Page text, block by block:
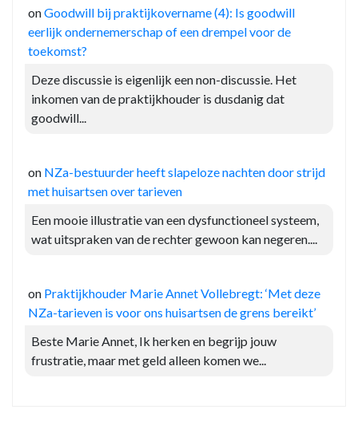
onGoodwill bij praktijkovername (4): Is goodwill
eerlijk ondernemerschap of een drempel voor de
toekomst?
Deze discussie is eigenlijk een non-discussie. Het
inkomen van de praktijkhouder is dusdanig dat
goodwill...
on NZa-bestuurder heeft slapeloze nachten door strijd
met huisartsen over tarieven
Een mooie illustratie van een dysfunctioneel systeem,
wat uitspraken van de rechter gewoon kan negeren....
on Praktijkhouder Marie Annet Vollebregt: ‘Met deze
NZa-tarieven is voor ons huisartsen de grens bereikt’
Beste Marie Annet, Ik herken en begrijp jouw
frustratie, maar met geld alleen komen we...